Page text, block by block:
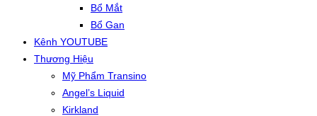
Bổ Mắt
Bổ Gan
Kênh YOUTUBE
Thương Hiệu
Mỹ Phẩm Transino
Angel’s Liquid
Kirkland